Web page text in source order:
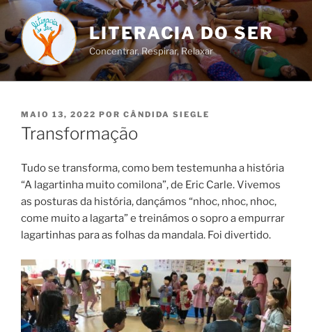
Saltar
para
o
conteúdo
LITERACIA DO SER
Concentrar, Respirar, Relaxar
PUBLICADO
EM
MAIO 13, 2022 POR CÂNDIDA SIEGLE
Transformação
Tudo se transforma, como bem testemunha a história
“A lagartinha muito comilona”, de Eric Carle. Vivemos
as posturas da história, dançámos “nhoc, nhoc, nhoc,
come muito a lagarta” e treinámos o sopro a empurrar
lagartinhas para as folhas da mandala. Foi divertido.